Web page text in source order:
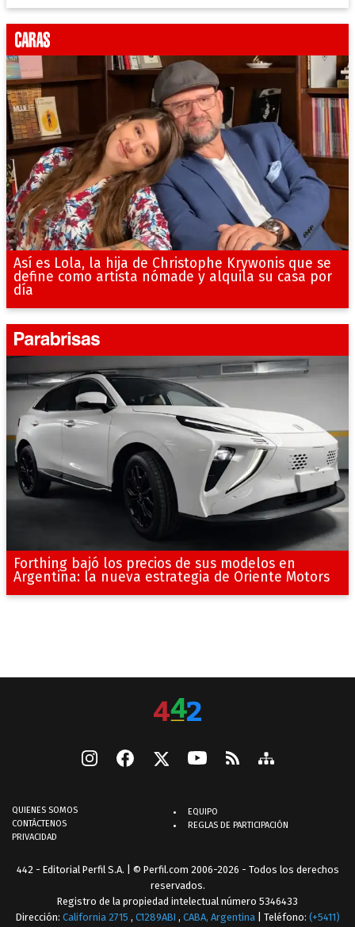
Así es Lola, la hija de Christophe Krywonis que se
define como artista nómade y alquila su casa por
día
Forthing bajó los precios de sus modelos en
Argentina: la nueva estrategia de Oriente Motors
QUIENES SOMOS
CONTÁCTENOS
PRIVACIDAD
EQUIPO
REGLAS DE PARTICIPACIÓN
442 - Editorial Perfil S.A. | © Perfil.com 2006-2026 - Todos los derechos
reservados.
Registro de la propiedad intelectual número 5346433
Dirección: California 2715 , C1289ABI , CABA, Argentina | Teléfono: (+5411)